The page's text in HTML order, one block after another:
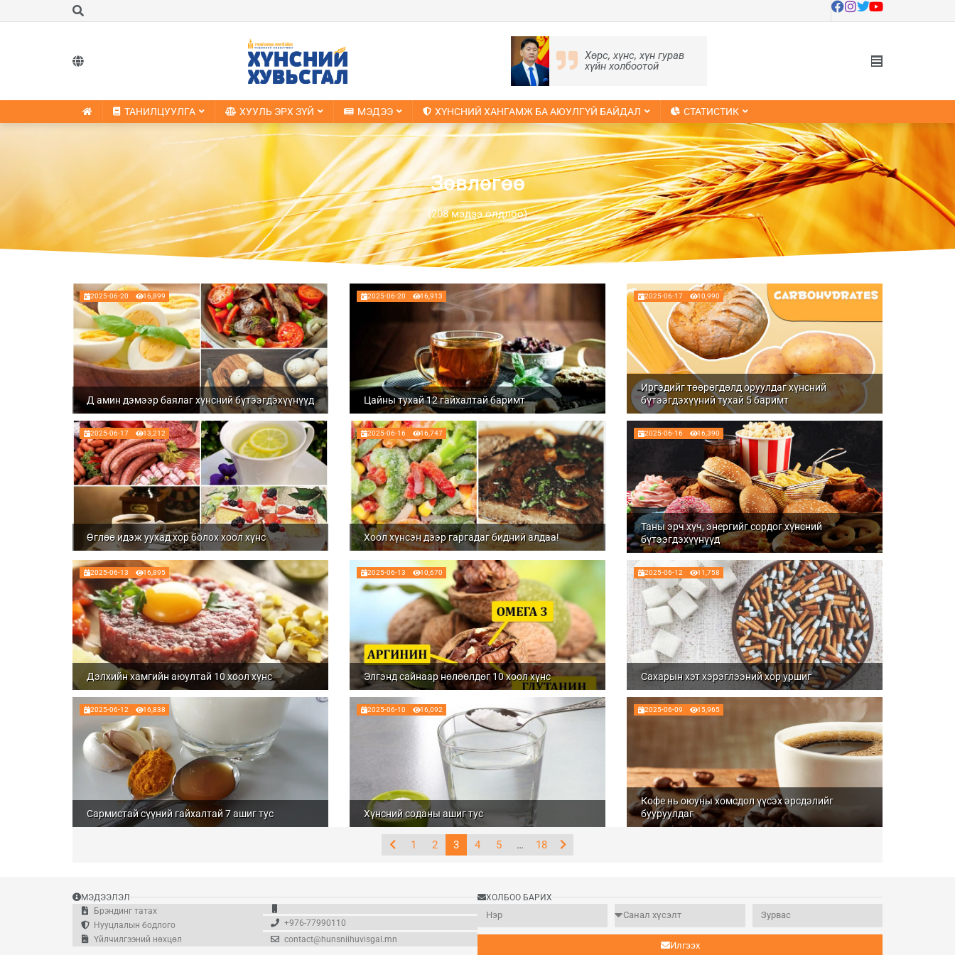
Хөрс, хүнс, хүн гурав
хүйн холбоотой
ТАНИЛЦУУЛГА ХУУЛЬ ЭРХ ЗҮЙ МЭДЭЭ ХҮНСНИЙ ХАНГАМЖ БА АЮУЛГҮЙ БАЙДАЛ СТАТИСТИК
Зөвлөгөө
(208 мэдээ олдлоо)
2025-06-20 16,899
Д амин дэмээр баялаг хүнсний бүтээгдэхүүнүүд
2025-06-20 16,913
Цайны тухай 12 гайхалтай баримт
2025-06-17 10,990
Иргэдийг төөрөгдөлд оруулдаг хүнсний
бүтээгдэхүүний тухай 5 баримт
2025-06-17 13,212
Өглөө идэж уухад хор болох хоол хүнс
2025-06-16 16,747
Хоол хүнсэн дээр гаргадаг бидний алдаа!
2025-06-16 16,390
Таны эрч хүч, энергийг сордог хүнсний
бүтээгдэхүүнүүд
2025-06-13 16,895
Дэлхийн хамгийн аюултай 10 хоол хүнс
2025-06-13 10,670
Элгэнд сайнаар нөлөөлдөг 10 хоол хүнс
2025-06-12 11,758
Сахарын хэт хэрэглээний хор уршиг
2025-06-12 16,838
Сармистай сүүний гайхалтай 7 ашиг тус
2025-06-10 16,092
Хүнсний соданы ашиг тус
2025-06-09 15,965
Кофе нь оюуны хомсдол үүсэх эрсдэлийг
бууруулдаг
1 2 3 4 5 … 18
МЭДЭЭЛЭЛ
Брэндинг татах
Нууцлалын бодлого
Үйлчилгээний нөхцөл
+976-77990110
contact@hunsniihuvisgal.mn
ХОЛБОО БАРИХ
Илгээх